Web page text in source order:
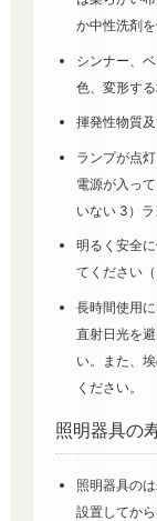
か中性洗剤を
シンナー、
色、変形する
揮発性物質
ランプが点
電源が入っ
いない 3）
明るく安全
てください
長時間使用
直射日光を
い。また、
ください。
照明器具の
照明器具のは
設置してか